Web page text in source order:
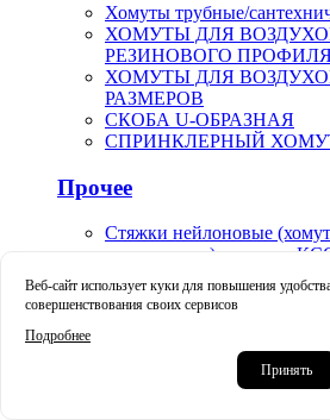
Хомуты трубные/
ХОМУТЫ ДЛЯ
РЕЗИНОВОГО ПРОФИЛЯ
ХОМУТЫ ДЛЯ
РАЗМЕРОВ
СКОБА U-ОБРАЗНАЯ
СПРИНКЛЕРНЫЙ
Прочее
Стяжки нейлоновые
пластиковые) стандарт
Маркеры карандаши
Краскораспылители
распылители арт.V-0019
Крацовки корщетки
Веб-сайт использует куки для повышения
совершенствования своих сервисов
Подробнее
Принять